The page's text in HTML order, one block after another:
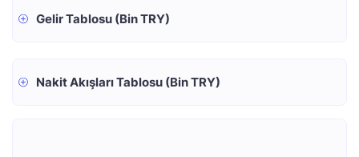
Gelir Tablosu (Bin TRY)
Nakit Akışları Tablosu (Bin TRY)